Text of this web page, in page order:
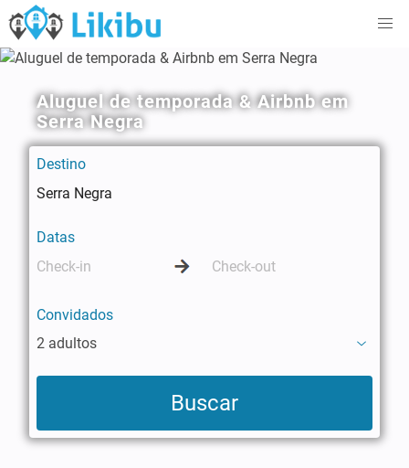
Aluguel de temporada & Airbnb em
Serra Negra
Destino
Datas
Convidados
2 adultos